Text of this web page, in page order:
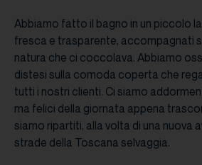
Abbiamo fatto il bagno in un piccolo
fresca e trasparente, accompagnati
natura che ci coccolava. Abbiamo
distesi sulla comoda coperta che
tutti i nostri clienti. Ci siamo
ma felici della giornata appena
siamo ripartiti, alla volta di una nuova
strade della Toscana selvaggia.